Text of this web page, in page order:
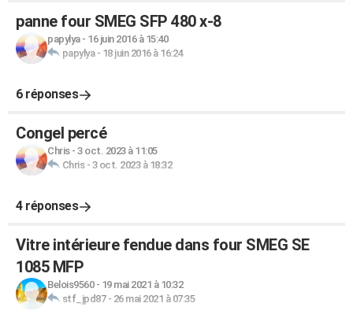
panne four SMEG SFP 480 x-8
papylya- 16 juin 2016 à 15:40
papylya- 18 juin 2016 à 16:24
6 réponses
Congel percé
Chris- 3 oct. 2023 à 11:05
Chris- 3 oct. 2023 à 18:32
4 réponses
Vitre intérieure fendue dans four SMEG SE
1085 MFP
Belois9560- 19 mai 2021 à 10:32
stf_jpd87- 26 mai 2021 à 07:35